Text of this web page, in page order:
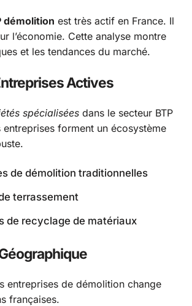
démolition est très actif en France. Il
l’économie. Cette analyse montre
et les tendances du marché.
Actives
spécialisées dans le secteur BTP
forment un écosystème
de démolition traditionnelles
terrassement
de recyclage de matériaux
entreprises de démolition change
françaises.